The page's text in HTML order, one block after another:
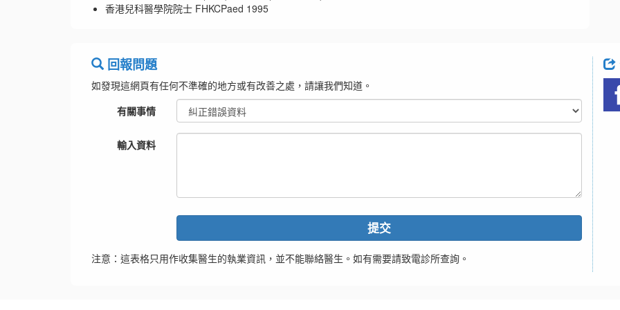
香港兒科醫學院院士 FHKCPaed 1995
回報問題
如發現這網頁有任何不準確的地方或有改善之處，請讓我們知道。
有關事情
輸入資料
提交
注意：這表格只用作收集醫生的執業資訊，並不能聯絡醫生。如有需要請致電診所查詢。